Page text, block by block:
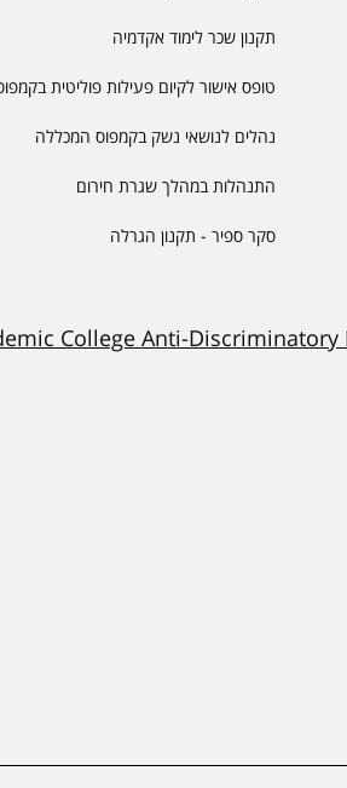
תקנון שכר לימוד אקדמיה
טופס אישור לקיום פעילות פוליטית
נהלים לנושאי נשק בקמפוס המכללה
התנהלות במהלך שגרת חירום
סקר ספיר - תקנון הגרלה
College Anti-Discriminatory